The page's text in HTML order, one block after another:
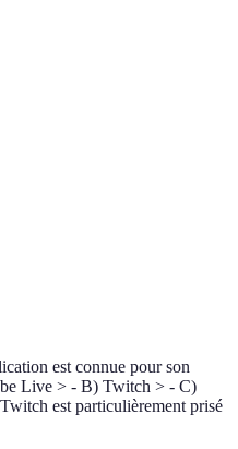
est connue pour son
Live > - B) Twitch > - C)
est particulièrement prisé